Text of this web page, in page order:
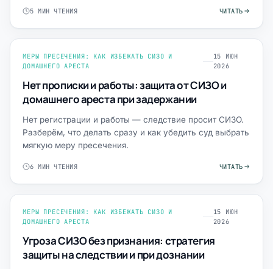
5 МИН ЧТЕНИЯ ЧИТАТЬ
МЕРЫ ПРЕСЕЧЕНИЯ: КАК ИЗБЕЖАТЬ СИЗО И
ДОМАШНЕГО АРЕСТА
15 ИЮН
2026
Нет прописки и работы: защита от СИЗО и
домашнего ареста при задержании
Нет регистрации и работы — следствие просит СИЗО.
Разберём, что делать сразу и как убедить суд выбрать
мягкую меру пресечения.
6 МИН ЧТЕНИЯ ЧИТАТЬ
МЕРЫ ПРЕСЕЧЕНИЯ: КАК ИЗБЕЖАТЬ СИЗО И
ДОМАШНЕГО АРЕСТА
15 ИЮН
2026
Угроза СИЗО без признания: стратегия
защиты на следствии и при дознании